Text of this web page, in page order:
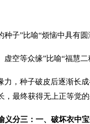
子”比喻“烦恼中具有圆
空等众缘”比喻“福慧二
力，种子破皮后逐渐长
，最终获得无上正等觉
义分三：一、破坏衣中